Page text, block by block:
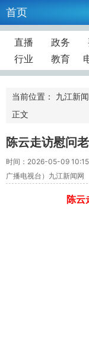
首页
直播 政务
行业
教育
当前位置： 九江新
正文
陈云走访慰问
时间：2026-05-09
广播电视台）九江新闻网
陈云